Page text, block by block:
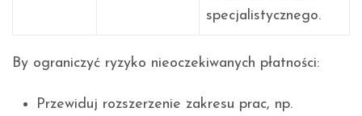
specjalistycznego.
By ograniczyć ryzyko nieoczekiwanych płatności:
Przewiduj rozszerzenie zakresu prac, np.